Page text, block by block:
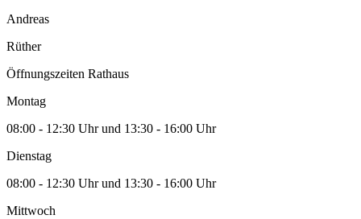
Andreas
Rüther
Öffnungszeiten Rathaus
Montag
08:00 - 12:30 Uhr und 13:30 - 16:00 Uhr
Dienstag
08:00 - 12:30 Uhr und 13:30 - 16:00 Uhr
Mittwoch